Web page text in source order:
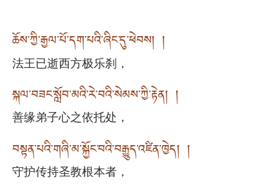
ཆོས་ཀྱི་རྒྱལ་པོ་དག་པའི་ཞིང་དུ་ཕེབས། །
法王已逝西方极乐刹，
སྐལ་བཟང་སློབ་མའི་རེ་བའི་སེམས་ཀྱི་རྟེན། །
善缘弟子心之依托处，
བསྟན་པའི་གཞི་མ་སྐྱོང་བའི་བརྒྱུད་འཛིན་ཁྱེད། །
守护传持圣教根本者，